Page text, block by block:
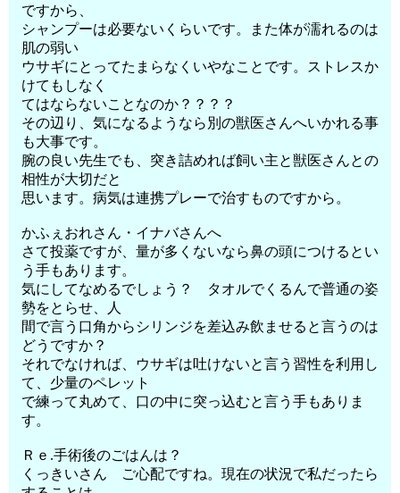
ですから、
シャンプーは必要ないくらいです。また体が濡れるのは
肌の弱い
ウサギにとってたまらなくいやなことです。ストレスか
けてもしなく
てはならないことなのか？？？？
その辺り、気になるようなら別の獣医さんへいかれる事
も大事です。
腕の良い先生でも、突き詰めれば飼い主と獣医さんとの
相性が大切だと
思います。病気は連携プレーで治すものですから。
かふぇおれさん・イナバさんへ
さて投薬ですが、量が多くないなら鼻の頭につけるとい
う手もあります。
気にしてなめるでしょう？ タオルでくるんで普通の姿
勢をとらせ、人
間で言う口角からシリンジを差込み飲ませると言うのは
どうですか？
それでなければ、ウサギは吐けないと言う習性を利用し
て、少量のペレット
で練って丸めて、口の中に突っ込むと言う手もありま
す。
Ｒｅ.手術後のごはんは？
くっきいさん ご心配ですね。現在の状況で私だったら